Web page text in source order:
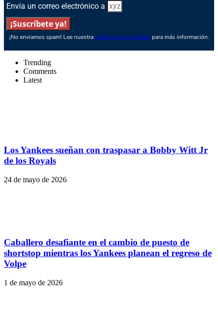
Envía un correo electrónico a
¡Suscríbete ya!
¡No enviamos spam! Lee nuestra política de privacidad para más información.
Trending
Comments
Latest
Los Yankees sueñan con traspasar a Bobby Witt Jr
de los Royals
24 de mayo de 2026
Caballero desafiante en el cambio de puesto de
shortstop mientras los Yankees planean el regreso de
Volpe
1 de mayo de 2026